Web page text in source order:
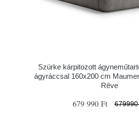
Szürke kárpitozott
ágyráccsal 160x200 cm
Rêve
679 990 Ft